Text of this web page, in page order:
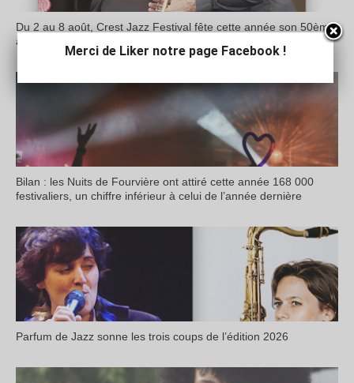
Du 2 au 8 août, Crest Jazz Festival fête cette année son 50ème
anniversaire avec un programme relevé
Bilan : les Nuits de Fourvière ont attiré cette année 168 000
festivaliers, un chiffre inférieur à celui de l’année dernière
Parfum de Jazz sonne les trois coups de l’édition 2026
Merci de Liker notre page Facebook !